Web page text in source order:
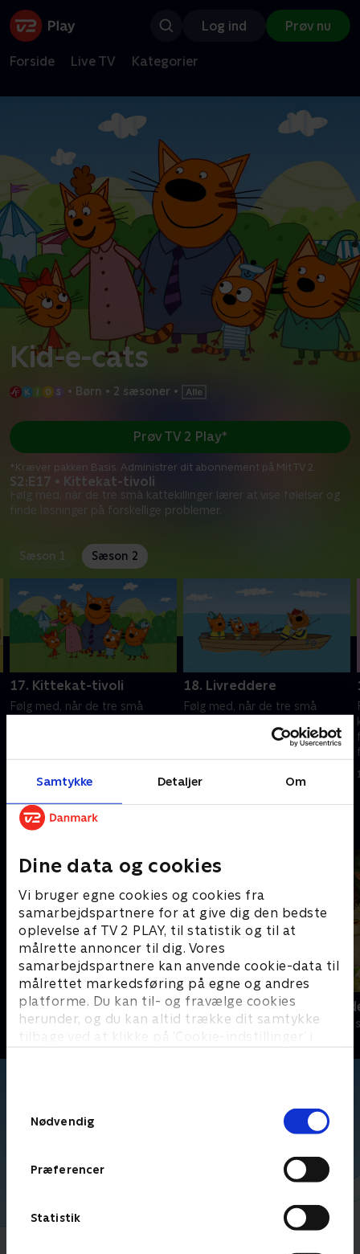
Samtykke Detaljer Om
Dine data og cookies
Vi bruger egne cookies og cookies fra
samarbejdspartnere for at give dig den bedste
oplevelse af TV 2 PLAY, til statistik og til at
målrette annoncer til dig. Vores
samarbejdspartnere kan anvende cookie-data til
målrettet markedsføring på egne og andres
platforme. Du kan til- og fravælge cookies
herunder, og du kan altid trække dit samtykke
tilbage ved at klikke på ’Cookie-indstillinger’ i
Nødvendig
Præferencer
Statistik
Log ind Prøv nu
Forside Live TV Kategorier
Kid-e-cats
• Børn • 2 sæsoner •
S2:E17 • Kittekat-tivoli
Følg med, når de tre små kattekillinger lærer at vise følelser og
finde løsninger på forskellige problemer.
Prøv TV 2 Play*
*Kræver pakken Basis. Administrer dit abonnement på Mit TV 2.
Sæson 1 Sæson 2
17. Kittekat-tivoli
Følg med, når de tre små
18. Livreddere
Følg med, når de tre små
følelser og finde løsninger på
Andre så også
Hunden Ib
Børneserier • 1 sæsoner
Jungle
Børneserier • 2